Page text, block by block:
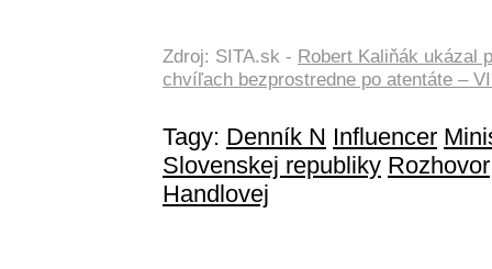
Zdroj: SITA.sk - Robert Kaliňák ukázal
chvíľach bezprostredne po atentáte –
Tagy: Denník N Influencer
Slovenskej republiky Rozhovor
Handlovej